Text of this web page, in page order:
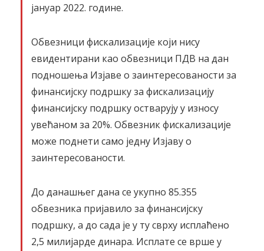
јануар 2022. године.
Обвезници фискализације који нису
евидентирани као обвезници ПДВ на дан
подношења Изјаве о заинтересованости за
финансијску подршку за фискализацију
финансијску подршку остварују у износу
увећаном за 20%. Обвезник фискализације
може поднети само једну Изјаву о
заинтересованости.
До данашњег дана се укупно 85.355
обвезника пријавило за финансијску
подршку, а до сада је у ту сврху исплаћено
2,5 милијарде динара. Исплате се врше у